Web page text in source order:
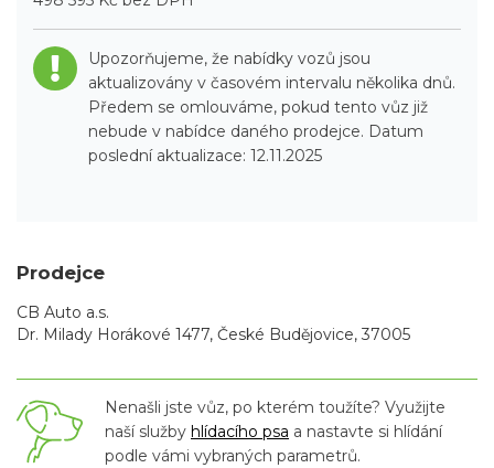
Upozorňujeme, že nabídky vozů jsou
aktualizovány v časovém intervalu několika dnů.
Předem se omlouváme, pokud tento vůz již
nebude v nabídce daného prodejce. Datum
poslední aktualizace: 12.11.2025
Prodejce
CB Auto a.s.
Dr. Milady Horákové 1477, České Budějovice, 37005
Nenašli jste vůz, po kterém toužíte? Využijte
naší služby hlídacího psa a nastavte si hlídání
podle vámi vybraných parametrů.